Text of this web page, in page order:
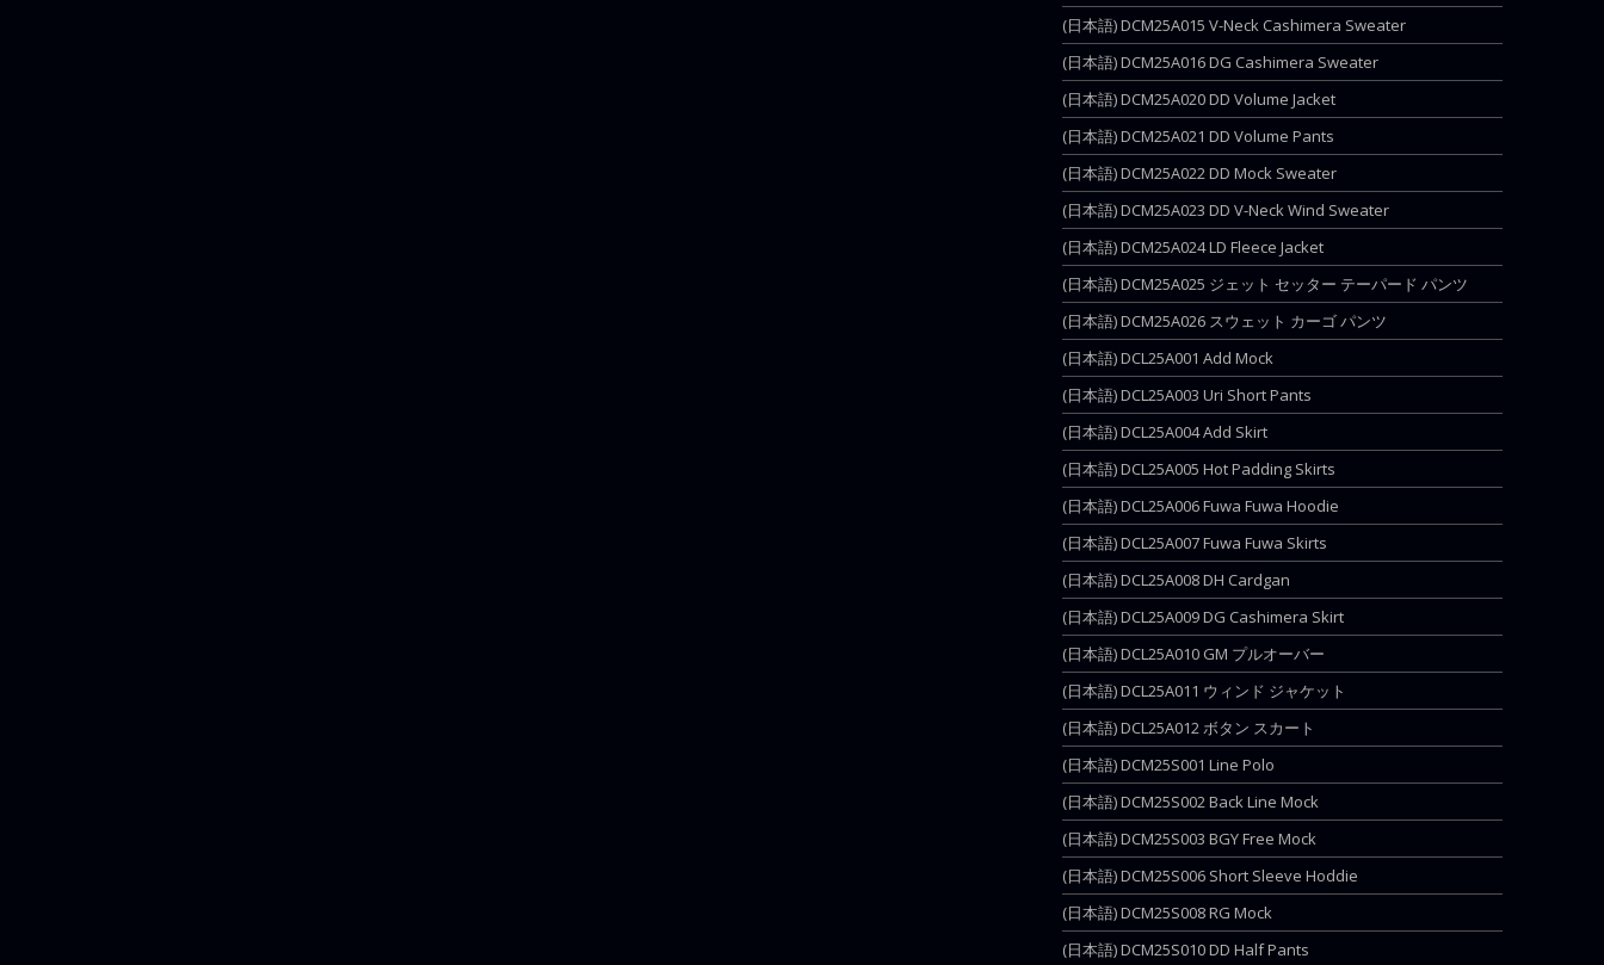
(日本語) DCM25A015 V-Neck Cashimera Sweater
(日本語) DCM25A016 DG Cashimera Sweater
(日本語) DCM25A020 DD Volume Jacket
(日本語) DCM25A021 DD Volume Pants
(日本語) DCM25A022 DD Mock Sweater
(日本語) DCM25A023 DD V-Neck Wind Sweater
(日本語) DCM25A024 LD Fleece Jacket
(日本語) DCM25A025 ジェット セッター テーパード パンツ
(日本語) DCM25A026 スウェット カーゴ パンツ
(日本語) DCL25A001 Add Mock
(日本語) DCL25A003 Uri Short Pants
(日本語) DCL25A004 Add Skirt
(日本語) DCL25A005 Hot Padding Skirts
(日本語) DCL25A006 Fuwa Fuwa Hoodie
(日本語) DCL25A007 Fuwa Fuwa Skirts
(日本語) DCL25A008 DH Cardgan
(日本語) DCL25A009 DG Cashimera Skirt
(日本語) DCL25A010 GM プルオーバー
(日本語) DCL25A011 ウィンド ジャケット
(日本語) DCL25A012 ボタン スカート
(日本語) DCM25S001 Line Polo
(日本語) DCM25S002 Back Line Mock
(日本語) DCM25S003 BGY Free Mock
(日本語) DCM25S006 Short Sleeve Hoddie
(日本語) DCM25S008 RG Mock
(日本語) DCM25S010 DD Half Pants